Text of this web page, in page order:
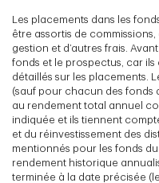
Les placements dans les
être assortis de
gestion et d’autres frais.
fonds et le prospectus, car
détaillés sur les placements.
(sauf pour chacun des
au rendement total annuel
indiquée et ils tiennent
et du réinvestissement des
mentionnés pour les fonds
rendement historique
terminée à la date précisée